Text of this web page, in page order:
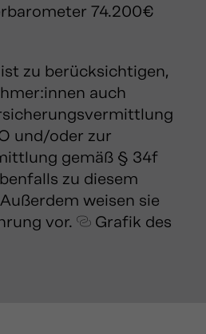
74.200€
zu berücksichtigen,
auch
und/oder zur
gemäß § 34f
zu diesem
weisen sie
vor.
Grafik des